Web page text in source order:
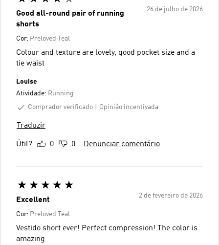
26 de julho de 2026
Good all-round pair of running
shorts
Cor: Preloved Teal
Colour and texture are lovely, good pocket size and a
tie waist
Louise
Atividade: Running
Comprador verificado
Opinião incentivada
Traduzir
Útil? 0 0 Denunciar comentário
2 de fevereiro de 2026
Excellent
Cor: Preloved Teal
Vestido short ever! Perfect compression! The color is
amazing